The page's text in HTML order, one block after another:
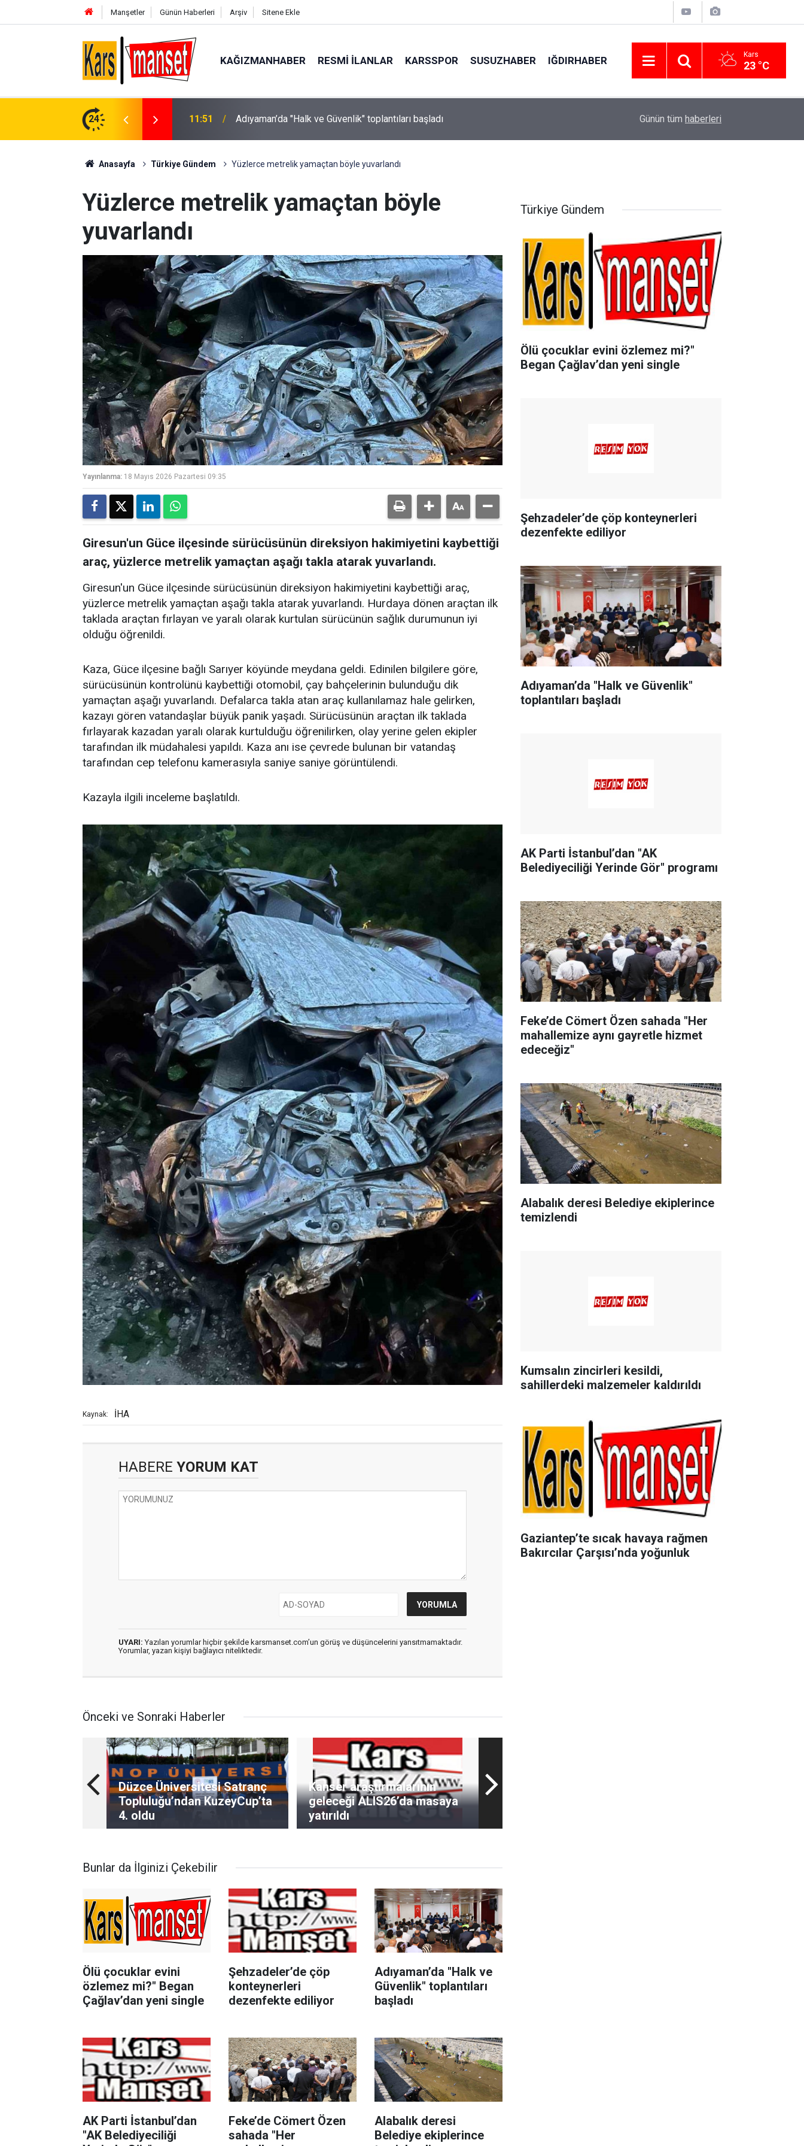
Manşetler Günün Haberleri Arşiv Sitene Ekle
KAĞIZMANHABER RESMI İLANLAR KARSSPOR SUSUZHABER IĞDIRHABER Kars
23 °C
24 11:51 AK Parti İstanbul’dan "AK Belediyeciliği Yerinde Gör" programı
edeceğiz"
Günün tüm haberleri
Anasayfa Türkiye Gündem Yüzlerce metrelik yamaçtan böyle yuvarlandı
Yüzlerce metrelik yamaçtan böyle
yuvarlandı
Yayınlanma: 18 Mayıs 2026 Pazartesi 09:35
Giresun'un Güce ilçesinde sürücüsünün direksiyon hakimiyetini kaybettiği
araç, yüzlerce metrelik yamaçtan aşağı takla atarak yuvarlandı.
Giresun'un Güce ilçesinde sürücüsünün direksiyon hakimiyetini kaybettiği araç,
yüzlerce metrelik yamaçtan aşağı takla atarak yuvarlandı. Hurdaya dönen araçtan ilk
taklada araçtan fırlayan ve yaralı olarak kurtulan sürücünün sağlık durumunun iyi
olduğu öğrenildi.
Kaza, Güce ilçesine bağlı Sarıyer köyünde meydana geldi. Edinilen bilgilere göre,
sürücüsünün kontrolünü kaybettiği otomobil, çay bahçelerinin bulunduğu dik
yamaçtan aşağı yuvarlandı. Defalarca takla atan araç kullanılamaz hale gelirken,
kazayı gören vatandaşlar büyük panik yaşadı. Sürücüsünün araçtan ilk taklada
fırlayarak kazadan yaralı olarak kurtulduğu öğrenilirken, olay yerine gelen ekipler
tarafından ilk müdahalesi yapıldı. Kaza anı ise çevrede bulunan bir vatandaş
tarafından cep telefonu kamerasıyla saniye saniye görüntülendi.
Kazayla ilgili inceleme başlatıldı.
Kaynak: İHA
HABERE YORUM KAT
UYARI: Yazılan yorumlar hiçbir şekilde karsmanset.com’un görüş ve düşüncelerini yansıtmamaktadır.
Yorumlar, yazan kişiyi bağlayıcı niteliktedir.
Önceki ve Sonraki Haberler
Düzce Üniversitesi Satranç
Topluluğu’ndan KuzeyCup’ta
4. oldu
Kanser araştırmalarının
geleceği ALIS26’da masaya
yatırıldı
Bunlar da İlginizi Çekebilir
Ölü çocuklar evini
özlemez mi?" Began
Çağlav’dan yeni single
Şehzadeler’de çöp
konteynerleri
dezenfekte ediliyor
Adıyaman’da "Halk ve
Güvenlik" toplantıları
başladı
AK Parti İstanbul’dan
"AK Belediyeciliği
Feke’de Cömert Özen
sahada "Her
Alabalık deresi
Belediye ekiplerince
Türkiye Gündem
Ölü çocuklar evini özlemez mi?"
Began Çağlav’dan yeni single
Şehzadeler’de çöp konteynerleri
dezenfekte ediliyor
Adıyaman’da "Halk ve Güvenlik"
toplantıları başladı
AK Parti İstanbul’dan "AK
Belediyeciliği Yerinde Gör" programı
Feke’de Cömert Özen sahada "Her
mahallemize aynı gayretle hizmet
edeceğiz"
Alabalık deresi Belediye ekiplerince
temizlendi
Kumsalın zincirleri kesildi,
sahillerdeki malzemeler kaldırıldı
Gaziantep’te sıcak havaya rağmen
Bakırcılar Çarşısı’nda yoğunluk